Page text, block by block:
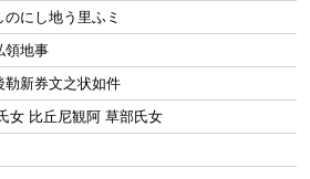
のにし地う里ふミ
地事
勒新券文之状如件
女 比丘尼観阿 草部氏女